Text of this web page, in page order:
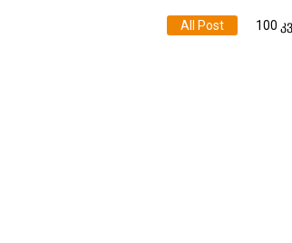
All Post 100